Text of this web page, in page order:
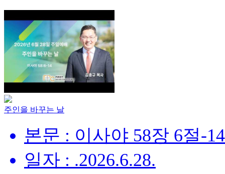
주인을 바꾸는 날
본문 : 이사야 58장 6절-
일자 : .2026.6.28.